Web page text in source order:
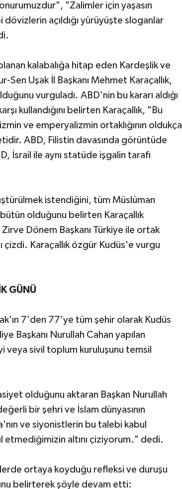
"Zalimler için yaşasın
açıldığı yürüyüşte sloganlar
kalabalığa hitap eden Kardeşlik ve
Sen Uşak İl Başkanı Mehmet Karaçallık,
vurguladı. ABD'nin bu kararı aldığı
kullandığını belirten Karaçallık, "Bu
ve emperyalizmin ortaklığının oldukça
ABD, Filistin davasında görüntüde
İsrail ile aynı statüde işgalin tarafı
istendiğini, tüm Müslüman
olduğunu belirten Karaçallık
Dönem Başkanı Türkiye ile ortak
çizdi. Karaçallık özgür Kudüs'e vurgu
GÜNÜ
7'den 77'ye tüm şehir olarak Kudüs
Başkanı Nurullah Cahan yapılan
sivil toplum kuruluşunu temsil
olduğunu aktaran Başkan Nurullah
bir şehri ve İslam dünyasının
ve siyonistlerin bu talebi kabul
etmediğimizin altını çiziyorum." dedi.
ortaya koyduğu refleksi ve duruşu
belirterek şöyle devam etti: